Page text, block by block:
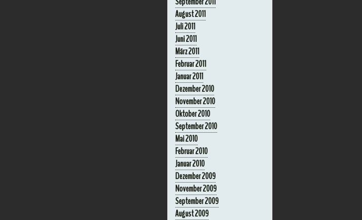
August 2011
Juli 2011
Juni 2011
März 2011
Februar 2011
Januar 2011
Dezember 2010
November 2010
Oktober 2010
September 2010
Mai 2010
Februar 2010
Januar 2010
Dezember 2009
November 2009
September 2009
August 2009